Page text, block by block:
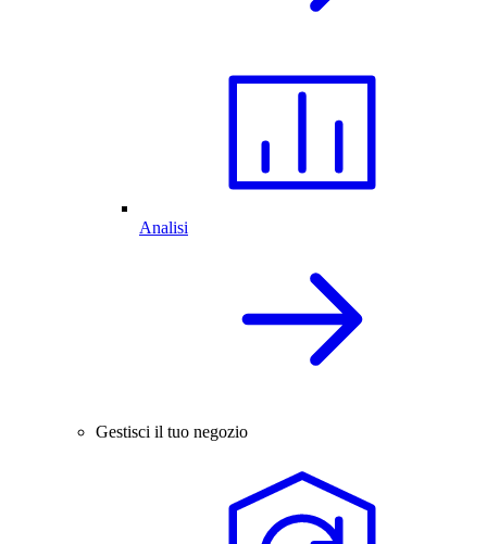
Analisi
Gestisci il tuo negozio